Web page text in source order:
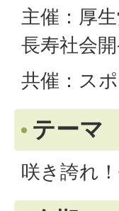
主催：厚
長寿社会
共催：ス
テーマ
咲き誇れ